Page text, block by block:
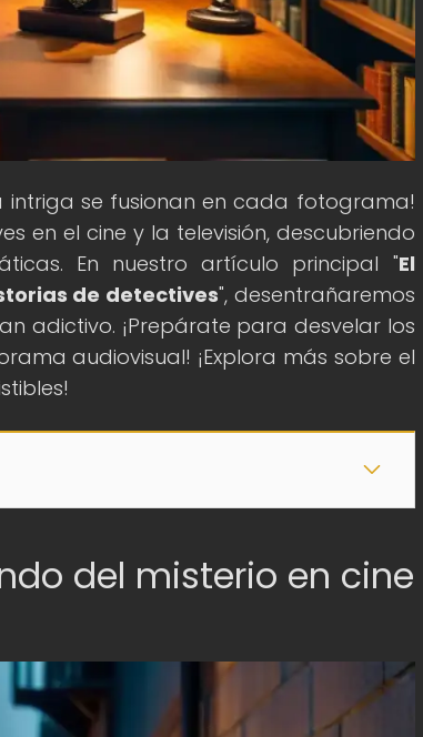
intriga se fusionan en cada fotograma!
en el cine y la televisión, descubriendo
En nuestro artículo principal "El
de detectives", desentrañaremos
adictivo. ¡Prepárate para desvelar los
audiovisual! ¡Explora más sobre el
del misterio en cine